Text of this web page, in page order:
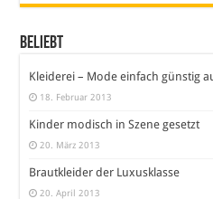
Beliebt
Kleiderei – Mode einfach günstig
18. Februar 2013
Kinder modisch in Szene gesetzt
20. März 2013
Brautkleider der Luxusklasse
20. April 2013